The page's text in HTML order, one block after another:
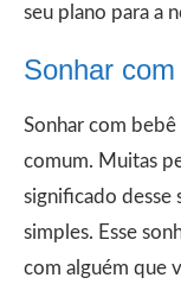
seu plano para a
Sonhar
Sonhar com
comum. Muitas
significado desse
simples. Esse
com alguém que